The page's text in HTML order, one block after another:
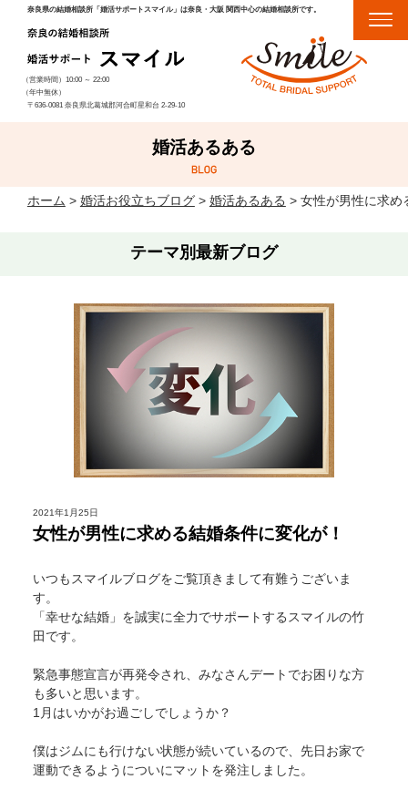
奈良県の結婚相談所「婚活サポートスマイル」は奈良・大阪 関西中心の結婚相談所です。
（営業時間）10:00 ～22:00
（年中無休）
〒636-0081 奈良県北葛城郡河合町星和台 2-29-10
婚活あるある
ホーム > 婚活お役立ちブログ> 婚活あるある > 女性が男性に求め
テーマ別最新ブログ
2021年1月25日
女性が男性に求める結婚条件に変化が！
いつもスマイルブログをご覧頂きまして有難うございま
す。
「幸せな結婚」を誠実に全力でサポートするスマイルの竹
田です。
緊急事態宣言が再発令され、みなさんデートでお困りな方
も多いと思います。
1月はいかがお過ごしでしょうか？
僕はジムにも行けない状態が続いているので、先日お家で
運動できるようについにマットを発注しました。